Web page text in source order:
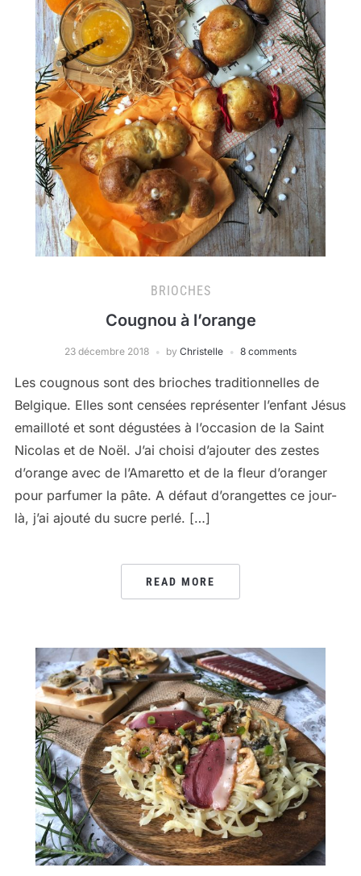
BRIOCHES
Cougnou à l’orange
23 décembre 2018 by Christelle 8 comments
Les cougnous sont des brioches traditionnelles de
Belgique. Elles sont censées représenter l’enfant Jésus
emailloté et sont dégustées à l’occasion de la Saint
Nicolas et de Noël. J’ai choisi d’ajouter des zestes
d’orange avec de l’Amaretto et de la fleur d’oranger
pour parfumer la pâte. A défaut d’orangettes ce jour-
là, j’ai ajouté du sucre perlé. […]
READ MORE